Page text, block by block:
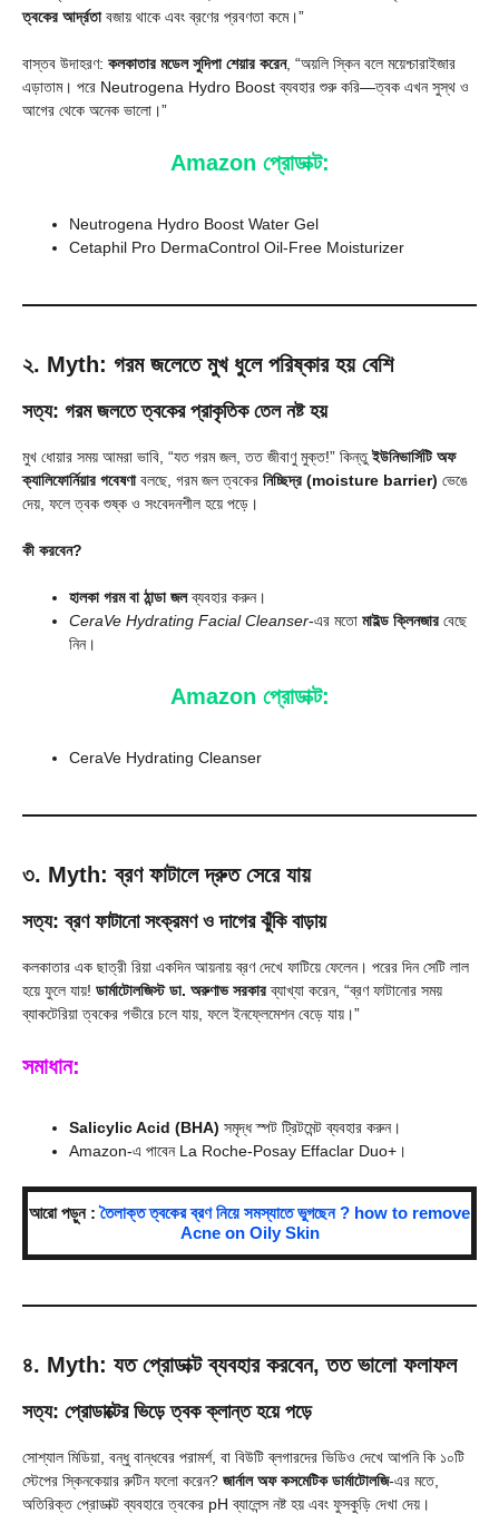
ত্বকের আর্দ্রতাবজায় থাকে এবং ব্রণের প্রবণতা কমে।”
বাস্তব উদাহরণ: কলকাতার মডেল সুদিপা শেয়ার করেন, “অয়লি স্কিন বলে ময়েশ্চারাইজার
এড়াতাম। পরে Neutrogena Hydro Boost ব্যবহার শুরু করি—ত্বক এখন সুস্থ ও
আগের থেকে অনেক ভালো।”
Amazon প্রোডাক্ট:
Neutrogena Hydro Boost Water Gel
Cetaphil Pro DermaControl Oil-Free Moisturizer
২. Myth: গরম জলেতে মুখ ধুলে পরিষ্কার হয় বেশি
সত্য: গরম জলতে ত্বকের প্রাকৃতিক তেল নষ্ট হয়
মুখ ধোয়ার সময় আমরা ভাবি, “যত গরম জল, তত জীবাণু মুক্ত!” কিন্তুইউনিভার্সিটি অফ
ক্যালিফোর্নিয়ার গবেষণাবলছে, গরম জল ত্বকের নিচ্ছিদ্র (moisture barrier) ভেঙে
দেয়, ফলে ত্বক শুষ্ক ও সংবেদনশীল হয়ে পড়ে।
কী করবেন?
হালকা গরম বা ঠান্ডা জলব্যবহার করুন।
CeraVe Hydrating Facial Cleanser-এর মতো মাইল্ড ক্লিনজার বেছে
নিন।
Amazon প্রোডাক্ট:
CeraVe Hydrating Cleanser
৩. Myth: ব্রণ ফাটালে দ্রুত সেরে যায়
সত্য: ব্রণ ফাটানো সংক্রমণ ও দাগের ঝুঁকি বাড়ায়
কলকাতার এক ছাত্রী রিয়া একদিন আয়নায় ব্রণ দেখে ফাটিয়ে ফেলেন। পরের দিন সেটি লাল
হয়ে ফুলে যায়! ডার্মাটোলজিস্ট ডা. অরুণাভ সরকারব্যাখ্যা করেন, “ব্রণ ফাটানোর সময়
ব্যাকটেরিয়া ত্বকের গভীরে চলে যায়, ফলে ইনফ্লেমেশন বেড়ে যায়।”
সমাধান:
Salicylic Acid (BHA) সমৃদ্ধ স্পট ট্রিটমেন্ট ব্যবহার করুন।
Amazon-এ পাবেন La Roche-Posay Effaclar Duo+।
আরো পড়ুন :তৈলাক্ত ত্বকের ব্রণ নিয়ে সমস্যাতে ভুগছেন ? how to remove
Acne on Oily Skin
৪. Myth: যত প্রোডাক্ট ব্যবহার করবেন, তত ভালো ফলাফল
সত্য: প্রোডাক্টের ভিড়ে ত্বক ক্লান্ত হয়ে পড়ে
সোশ্যাল মিডিয়া, বন্ধু বান্ধবের পরামর্শ, বা বিউটি ব্লগারদের ভিডিও দেখে আপনি কি ১০টি
স্টেপের স্কিনকেয়ার রুটিন ফলো করেন? জার্নাল অফ কসমেটিক ডার্মাটোলজি-এর মতে,
অতিরিক্ত প্রোডাক্ট ব্যবহারে ত্বকের pH ব্যালেন্স নষ্ট হয় এবং ফুসকুড়ি দেখা দেয়।